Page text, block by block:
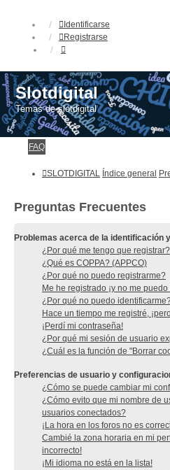
Identificarse
Registrarse
Slotdigital
Temas de slotdigital
FAQ
SLOTDIGITAL Índice general
Preguntas Frecuentes
Problemas acerca de la identificación
¿Por qué me tengo que registrar?
¿Qué es COPPA? (APPCO)
¿Por qué no puedo registrarme?
Me he registrado ¡y no me
¿Por qué no puedo
Hace un tiempo me registré,
¡Perdí mi contraseña!
¿Por qué mi sesión de usuario
¿Cuál es la función de "Borrar
Preferencias de usuario y
¿Cómo se puede cambiar mi
¿Cómo evito que mi nombre de
usuarios conectados?
¡La hora en los foros no es
Cambié la zona horaria en mi
incorrecto!
¡Mi idioma no está en la lista!